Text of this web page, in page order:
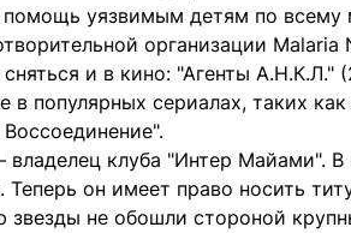
помощь уязвимым детям по всему
организации Malaria
и в кино: "Агенты
в популярных сериалах, таких
клуба "Интер Майами".
Теперь он имеет право носить
не обошли стороной